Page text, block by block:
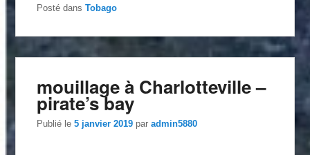
Posté dans Tobago
mouillage à Charlotteville –
pirate’s bay
Publié le5 janvier 2019 paradmin5880